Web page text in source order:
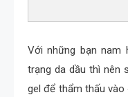
Với những bạn
trạng da dầu thì nên
gel để thẩm thấu vào